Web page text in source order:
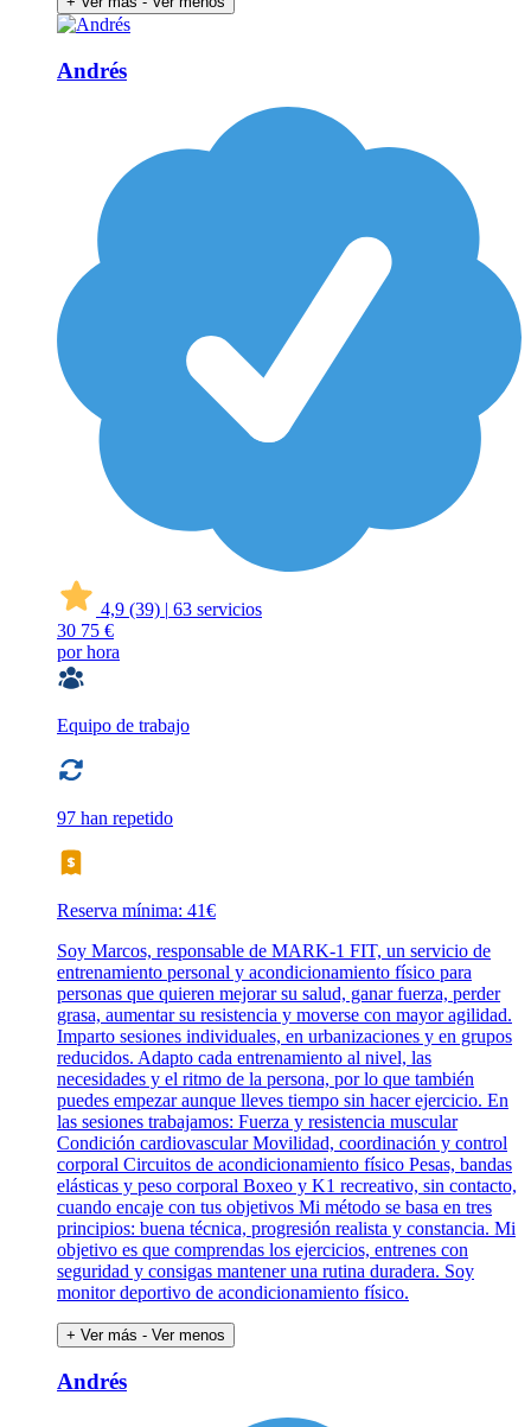
Andrés
4,9 (39) | 63 servicios
30 75 €
por hora
Equipo de trabajo
97 han repetido
Reserva mínima: 41€
Soy Marcos, responsable de MARK-1 FIT, un servicio de
entrenamiento personal y acondicionamiento físico para
personas que quieren mejorar su salud, ganar fuerza, perder
grasa, aumentar su resistencia y moverse con mayor agilidad.
Imparto sesiones individuales, en urbanizaciones y en grupos
reducidos. Adapto cada entrenamiento al nivel, las
necesidades y el ritmo de la persona, por lo que también
puedes empezar aunque lleves tiempo sin hacer ejercicio. En
las sesiones trabajamos: Fuerza y resistencia muscular
Condición cardiovascular Movilidad, coordinación y control
corporal Circuitos de acondicionamiento físico Pesas, bandas
elásticas y peso corporal Boxeo y K1 recreativo, sin contacto,
cuando encaje con tus objetivos Mi método se basa en tres
principios: buena técnica, progresión realista y constancia. Mi
objetivo es que comprendas los ejercicios, entrenes con
seguridad y consigas mantener una rutina duradera. Soy
monitor deportivo de acondicionamiento físico.
+ Ver más - Ver menos
Andrés